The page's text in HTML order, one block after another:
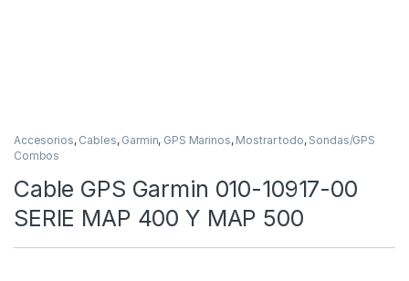
Accesorios, Cables, Garmin, GPS Marinos, Mostrar todo, Sondas/GPS
Combos
Cable GPS Garmin 010-10917-00
SERIE MAP 400 Y MAP 500